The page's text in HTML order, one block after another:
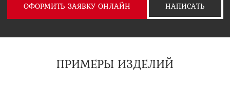
ОФОРМИТЬ ЗАЯВКУ ОНЛАЙН НАПИСАТЬ
ПРИМЕРЫ ИЗДЕЛИЙ